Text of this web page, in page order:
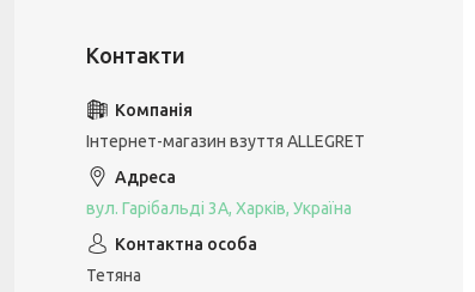
Інтернет-магазин взуття ALLEGRET
вул. Гарібальді 3А, Харків, Україна
Тетяна